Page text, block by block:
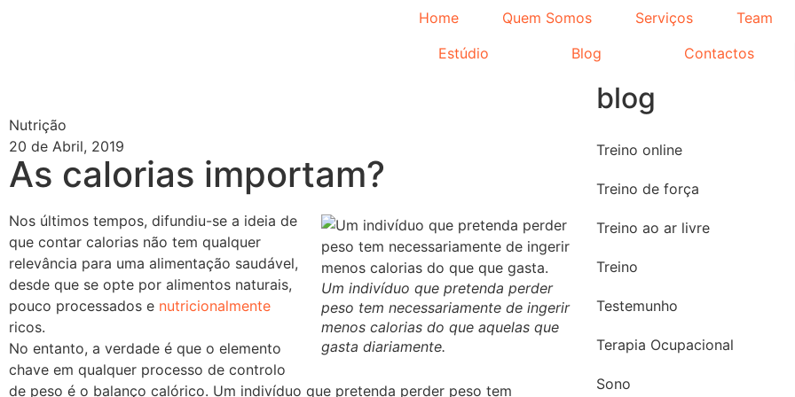
Home Quem Somos Serviços
Team
Estúdio
Blog Contactos
Nutrição
20 de Abril, 2019
As calorias importam?
Um indivíduo que pretenda perder
peso tem necessariamente de ingerir
menos calorias do que aquelas que
gasta diariamente.
Nos últimos tempos, difundiu-se a ideia de
que contar calorias não tem qualquer
relevância para uma alimentação saudável,
desde que se opte por alimentos naturais,
pouco processados e nutricionalmente
ricos.
No entanto, a verdade é que o elemento
chave em qualquer processo de controlo
de peso é o balanço calórico. Um indivíduo que pretenda perder peso tem
blog
Treino online
Treino de força
Treino ao ar livre
Treino
Testemunho
Terapia Ocupacional
Sono